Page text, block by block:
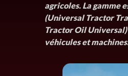
agricoles. La gamme
(Universal Tractor
Tractor Oil Universal)
véhicules et